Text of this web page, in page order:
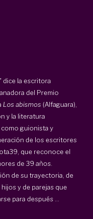
dice la escritora
del Premio
Los abismos (Alfaguara),
y la literatura
guionista y
de los escritores
que reconoce el
de 39 años.
de su trayectoria, de
y de parejas que
para después ...